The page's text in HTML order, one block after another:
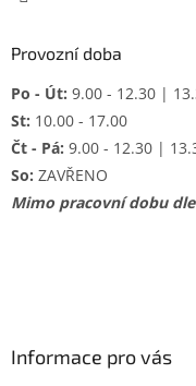
Provozní doba
Po - Út: 9.00 - 12.30 |
St: 10.00 - 17.00
Čt - Pá: 9.00 - 12.30 |
So: ZAVŘENO
Mimo pracovní dobu
Informace pro vás